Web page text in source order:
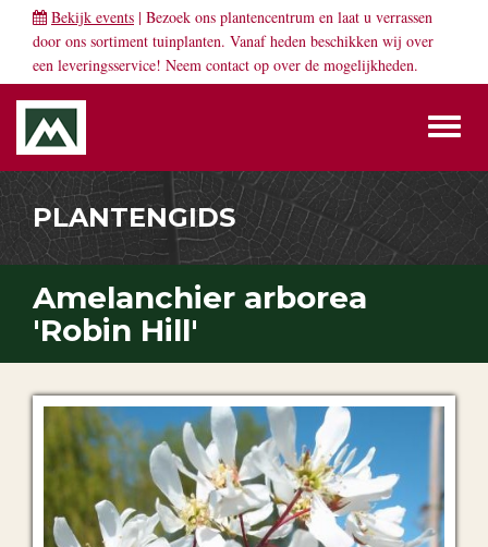
Bekijk events | Bezoek ons plantencentrum en laat u verrassen
door ons sortiment tuinplanten. Vanaf heden beschikken wij over
een leveringsservice! Neem contact op over de mogelijkheden.
PLANTENGIDS
Amelanchier arborea
'Robin Hill'